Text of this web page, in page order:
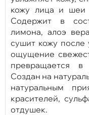
кожу лица и шеи
Содержит в
лимона, алоэ
сушит кожу после
ощущение
превращается
Создан на
натуральным
красителей,
отдушек.